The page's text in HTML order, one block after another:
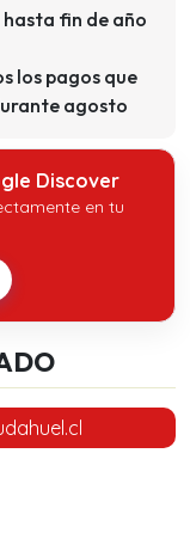
fin de año
los pagos que
agosto
Discover
en tu